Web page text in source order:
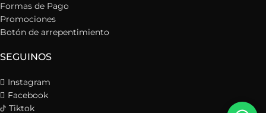
Formas de Pago
Promociones
Botón de arrepentimiento
SEGUINOS
Instagram
Facebook
Tiktok